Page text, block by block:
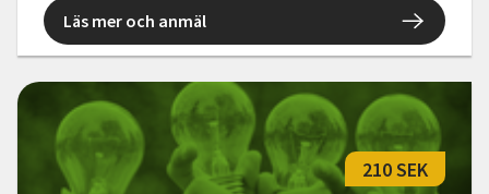
Läs mer och anmäl
210 SEK